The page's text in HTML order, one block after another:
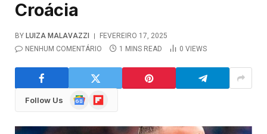
Croácia
BY LUIZA MALAVAZZI
FEVEREIRO 17, 2025
NENHUM COMENTÁRIO
1 MINS READ 0 VIEWS
Follow Us
GoogleFlipboard